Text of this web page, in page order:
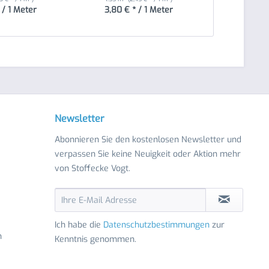
1 Meter 3,80 € * / 1 Meter
Newsletter
Abonnieren Sie den kostenlosen Newsletter und
verpassen Sie keine Neuigkeit oder Aktion mehr
von Stoffecke Vogt.
Ich habe die Datenschutzbestimmungen zur
Kenntnis genommen.